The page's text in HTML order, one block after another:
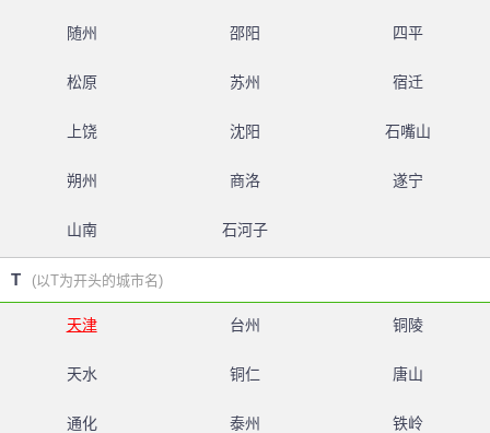
随州 邵阳 四平
松原 苏州 宿迁
上饶 沈阳 石嘴山
朔州 商洛 遂宁
山南 石河子
T (以T为开头的城市名)
天津 台州 铜陵
天水 铜仁 唐山
通化 泰州 铁岭